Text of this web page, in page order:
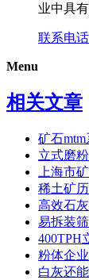
业中具
联系电话
Menu
相关文章
矿石
立式磨
上海市
稀土矿
高效石
易拆装
400TPH
粉体企
白灰还